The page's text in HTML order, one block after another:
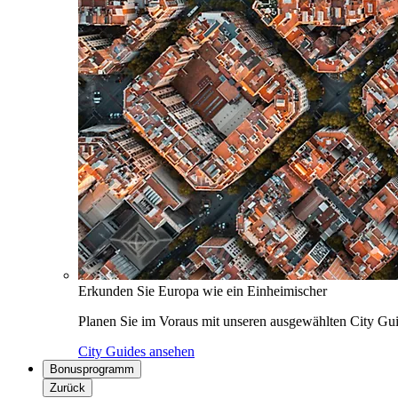
Erkunden Sie Europa wie ein Einheimischer
Planen Sie im Voraus mit unseren ausgewählten City
City Guides ansehen
Bonusprogramm
Zurück